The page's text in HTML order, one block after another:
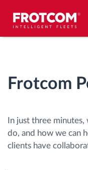
Körbeteende
Workforce
Frotcom
In just three
do, and how we can
clients have